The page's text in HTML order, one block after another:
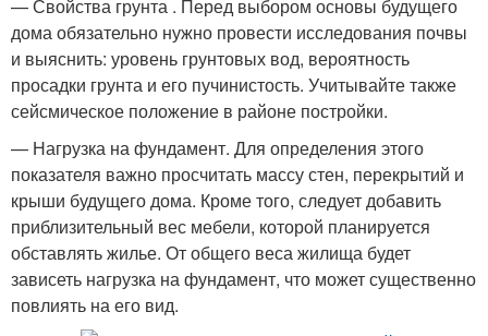
— Свойства грунта . Перед выбором основы будущего
дома обязательно нужно провести исследования почвы
и выяснить: уровень грунтовых вод, вероятность
просадки грунта и его пучинистость. Учитывайте также
сейсмическое положение в районе постройки.
— Нагрузка на фундамент. Для определения этого
показателя важно просчитать массу стен, перекрытий и
крыши будущего дома. Кроме того, следует добавить
приблизительный вес мебели, которой планируется
обставлять жилье. От общего веса жилища будет
зависеть нагрузка на фундамент, что может существенно
повлиять на его вид.